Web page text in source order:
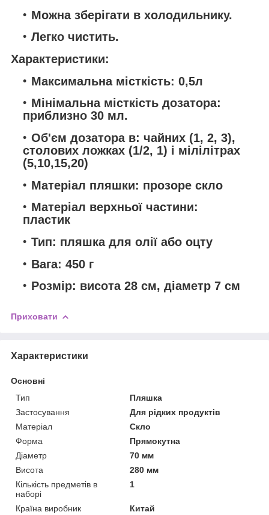
Можна зберігати в холодильнику.
Легко чистить.
Характеристики:
Максимальна місткість: 0,5л
Мінімальна місткість дозатора:
приблизно 30 мл.
Об'єм дозатора в: чайних (1, 2, 3),
столових ложках (1/2, 1) і мілілітрах
(5,10,15,20)
Матеріал пляшки: прозоре скло
Матеріал верхньої частини:
пластик
Тип: пляшка для олії або оцту
Вага: 450 г
Розмір: висота 28 см, діаметр 7 см
Приховати
Характеристики
Основні
Тип
Пляшка
Застосування
Для рідких продуктів
Матеріал
Скло
Форма
Прямокутна
Діаметр
70 мм
Висота
280 мм
Кількість предметів в
наборі
1
Країна виробник Китай